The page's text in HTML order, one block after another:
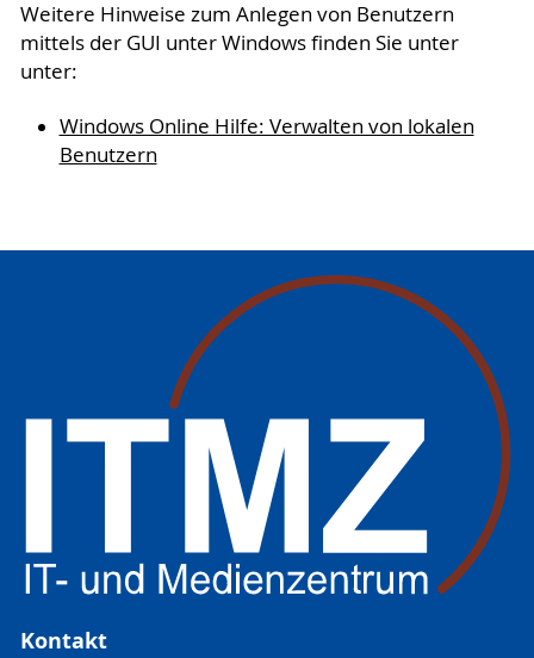
Weitere Hinweise zum Anlegen von Benutzern
mittels der GUI unter Windows finden Sie unter
unter:
Windows Online Hilfe: Verwalten von lokalen
Benutzern
Kontakt